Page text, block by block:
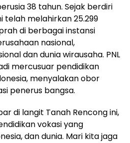
38 tahun. Sejak berdiri
telah melahirkan 25.299
di berbagai instansi
nasional,
dan dunia wirausaha. PNL
mercusuar pendidikan
menyalakan obor
penerus bangsa.
di langit Tanah Rencong ini,
vokasi yang
dan dunia. Mari kita jaga